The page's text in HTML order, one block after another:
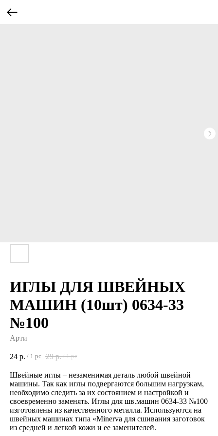
ИГЛЫ ДЛЯ ШВЕЙНЫХ
МАШИН (10шт) 0634-33
№100
Арти
24 р. / 1 pc 29 р. / 1 pc
Швейные иглы – незаменимая деталь любой швейной
машины. Так как иглы подвергаются большим нагрузкам,
необходимо следить за их состоянием и настройкой и
своевременно заменять. Иглы для шв.машин 0634-33 №100
изготовлены из качественного металла. Используются на
швейных машинах типа «Minerva для сшивания заготовок
из средней и легкой кожи и ее заменителей.